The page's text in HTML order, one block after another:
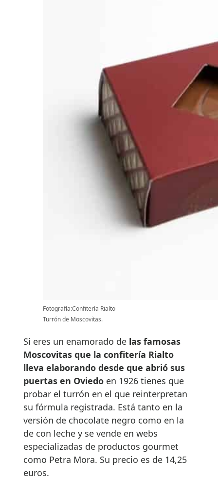
Fotografía:Confitería Rialto
Turrón de Moscovitas.
Si eres un enamorado de las famosas
Moscovitas que la confitería Rialto
lleva elaborando desde que abrió sus
puertas en Oviedo en 1926 tienes que
probar el turrón en el que reinterpretan
su fórmula registrada. Está tanto en la
versión de chocolate negro como en la
de con leche y se vende en webs
especializadas de productos gourmet
como Petra Mora. Su precio es de 14,25
euros.